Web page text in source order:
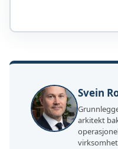
Svein
arkitekt